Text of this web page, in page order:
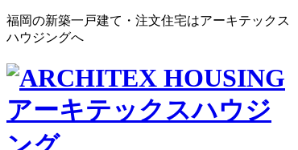
福岡の新築一戸建て・注文住宅はアーキテックス
ハウジングへ